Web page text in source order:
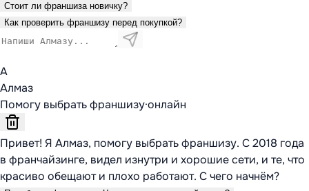
Стоит ли франшиза новичку?
Как проверить франшизу перед покупкой?
А
Алмаз
Помогу выбрать франшизу·онлайн
Привет! Я Алмаз, помогу выбрать франшизу. С 2018 года
в франчайзинге, видел изнутри и хорошие сети, и те, что
красиво обещают и плохо работают. С чего начнём?